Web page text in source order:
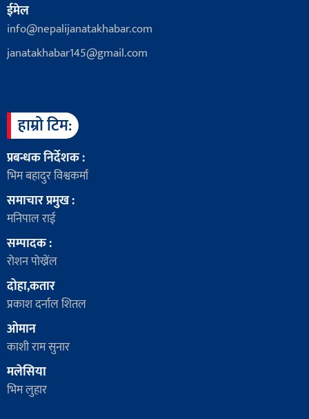
ईमेल
info@nepalijanatakhabar.com
janatakhabar145@gmail.com
हाम्रो टिम:
प्रबन्धक निर्देशक :
भिम बहादुर विश्वकर्मा
समाचार प्रमुख :
मनिपाल राई
सम्पादक :
रोशन पोख्रेंल
दोहा,कतार
प्रकाश दर्नाल शितल
ओमान
काशी राम सुनार
मलेसिया
भिम लुहार